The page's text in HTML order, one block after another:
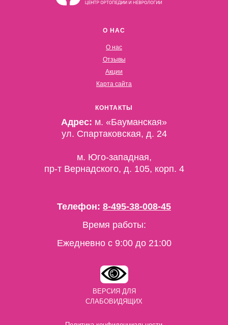
О НАС
О нас
Отзывы
Акции
Карта сайта
КОНТАКТЫ
Время работы:
Ежедневно c 9:00 до 21:00
Телефон: 8-495-38-008-45
Адрес: м. «Бауманская»
ул. Спартаковская, д. 24
м. Юго-западная,
пр-т Вернадского, д. 105, корп. 4
ВЕРСИЯ ДЛЯ
СЛАБОВИДЯЩИХ